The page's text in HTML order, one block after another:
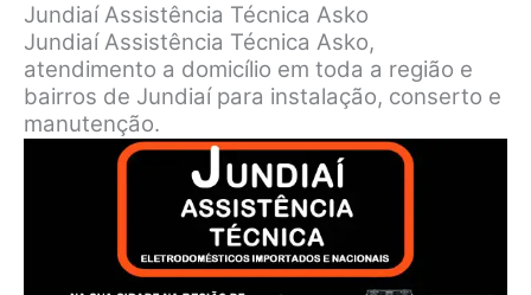
Jundiaí Assistência Técnica Asko
Jundiaí Assistência Técnica Asko,
atendimento a domicílio em toda a região e
bairros de Jundiaí para instalação, conserto e
manutenção.